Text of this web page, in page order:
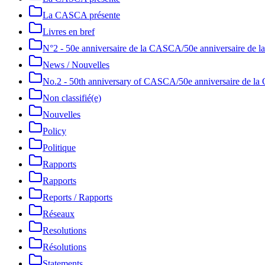
La CASCA présente
Livres en bref
N°2 - 50e anniversaire de la CASCA/50e anniversaire de
News / Nouvelles
No.2 - 50th anniversary of CASCA/50e anniversaire de la
Non classifié(e)
Nouvelles
Policy
Politique
Rapports
Rapports
Reports / Rapports
Réseaux
Resolutions
Résolutions